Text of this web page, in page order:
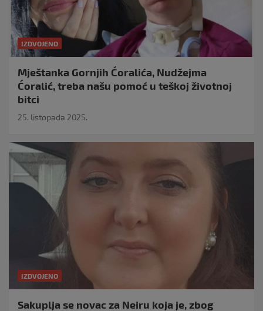
IZDVOJENO
Mještanka Gornjih Ćoralića, Nudžejma
Ćoralić, treba našu pomoć u teškoj životnoj
bitci
25. listopada 2025.
IZDVOJENO
Sakuplja se novac za Neiru koja je, zbog